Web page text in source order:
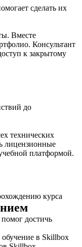
сделать их
Вместе
Консультант
к закрытому
до
технических
лицензионные
платформой.
курса
достичь
в Skillbox